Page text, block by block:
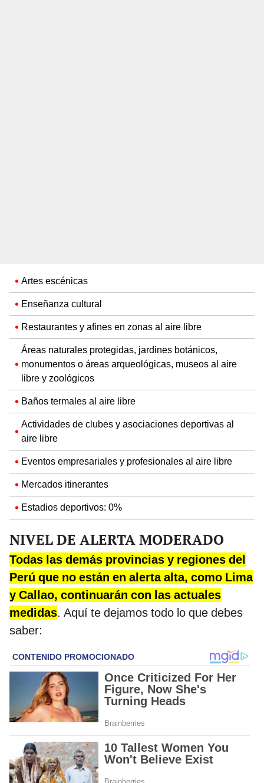
Artes escénicas
Enseñanza cultural
Restaurantes y afines en zonas al aire libre
Áreas naturales protegidas, jardines botánicos,
monumentos o áreas arqueológicas, museos al aire
libre y zoológicos
Baños termales al aire libre
Actividades de clubes y asociaciones deportivas al
aire libre
Eventos empresariales y profesionales al aire libre
Mercados itinerantes
Estadios deportivos: 0%
NIVEL DE ALERTA MODERADO
Todas las demás provincias y regiones del
Perú que no están en alerta alta, como Lima
y Callao, continuarán con las actuales
medidas. Aquí te dejamos todo lo que debes
saber: